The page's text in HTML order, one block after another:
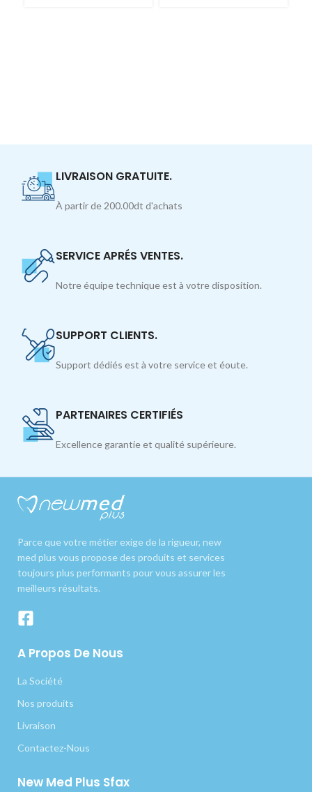
LIVRAISON GRATUITE.
À partir de 200.00dt d'achats
SERVICE APRÉS VENTES.
Notre équipe technique est à votre disposition.
SUPPORT CLIENTS.
Support dédiés est à votre service et éoute.
PARTENAIRES CERTIFIÉS
Excellence garantie et qualité supérieure.
Parce que votre métier exige de la rigueur, new
med plus vous propose des produits et services
toujours plus performants pour vous assurer les
meilleurs résultats.
A Propos De Nous
La Société
Nos produits
Livraison
Contactez-Nous
New Med Plus Sfax